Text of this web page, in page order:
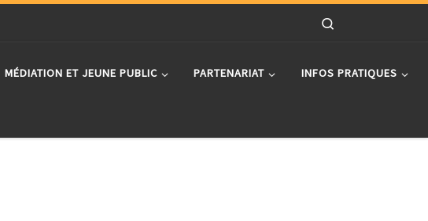
MÉDIATION ET JEUNE PUBLIC PARTENARIAT INFOS PRATIQUES